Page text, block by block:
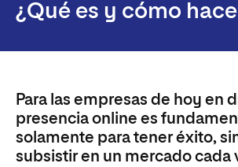
¿Qué es y cómo
Para las empresas de hoy en
presencia online es
solamente para tener éxito,
subsistir en un mercado cada